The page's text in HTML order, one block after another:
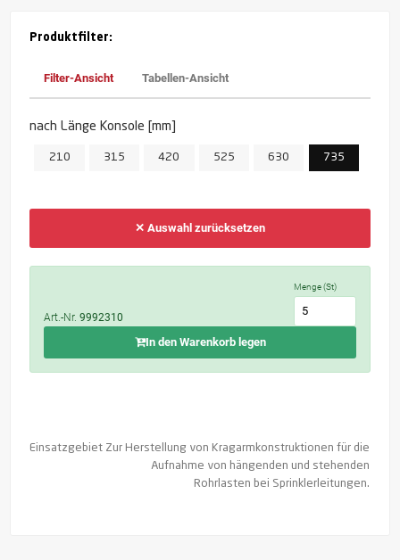
Produktfilter:
Filter-Ansicht Tabellen-Ansicht
nach Länge Konsole [mm]
210 315 420 525 630 735
✕ Auswahl zurücksetzen
Art.-Nr.9992310
Menge (St)
In den Warenkorb legen
Einsatzgebiet Zur Herstellung von Kragarmkonstruktionen für die
Aufnahme von hängenden und stehenden
Rohrlasten bei Sprinklerleitungen.